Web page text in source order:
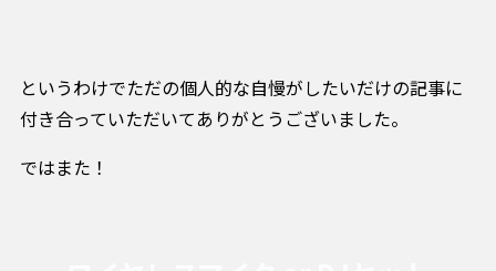
というわけでただの個人的な自慢がしたいだけの記事に
付き合っていただいてありがとうございました。
ではまた！